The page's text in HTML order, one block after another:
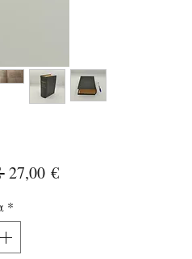
Κανονική
27,00 €Τιμή
*